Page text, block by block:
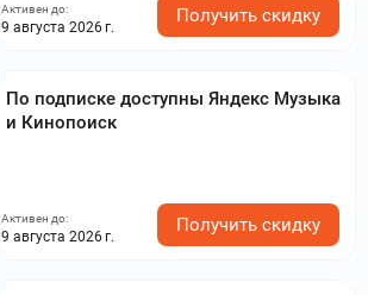
Активен до:
9 августа 2026 г.
Получить скидку
По подписке доступны Яндекс Музыка
и Кинопоиск
Активен до:
9 августа 2026 г.
Получить скидку